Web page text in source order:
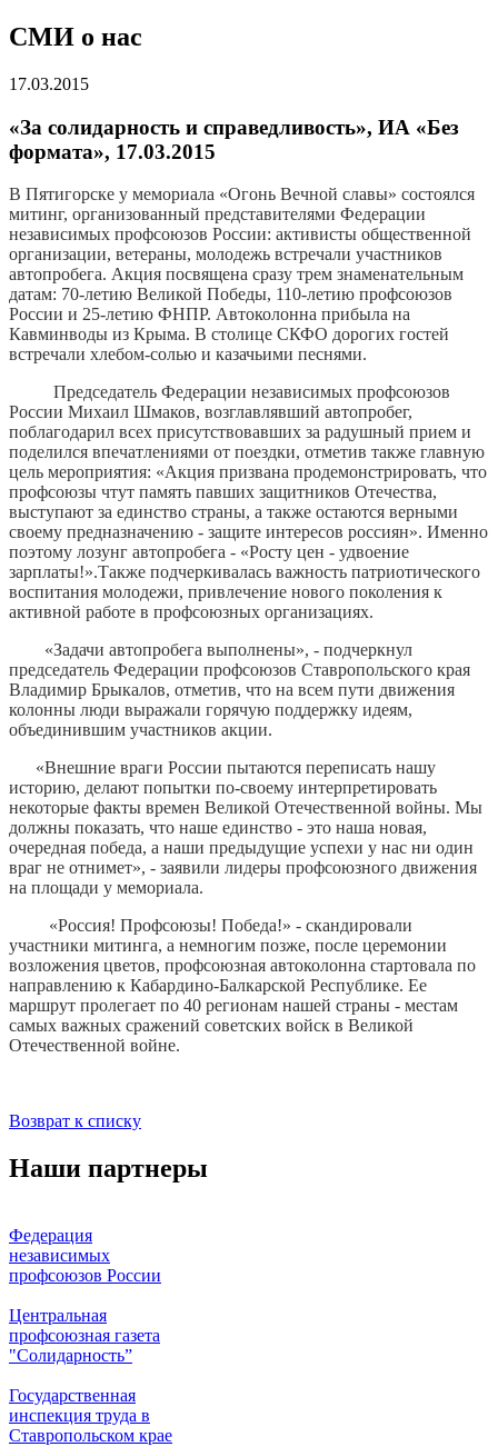
СМИ о нас
17.03.2015
«За солидарность и справедливость», ИА «Без
формата», 17.03.2015
В Пятигорске у мемориала «Огонь Вечной славы» состоялся
митинг, организованный представителями Федерации
независимых профсоюзов России: активисты общественной
организации, ветераны, молодежь встречали участников
автопробега. Акция посвящена сразу трем знаменательным
датам: 70-летию Великой Победы, 110-летию профсоюзов
России и 25-летию ФНПР. Автоколонна прибыла на
Кавминводы из Крыма. В столице СКФО дорогих гостей
встречали хлебом-солью и казачьими песнями.
Председатель Федерации независимых профсоюзов
России Михаил Шмаков, возглавлявший автопробег,
поблагодарил всех присутствовавших за радушный прием и
поделился впечатлениями от поездки, отметив также главную
цель мероприятия: «Акция призвана продемонстрировать, что
профсоюзы чтут память павших защитников Отечества,
выступают за единство страны, а также остаются верными
своему предназначению - защите интересов россиян». Именно
поэтому лозунг автопробега - «Росту цен - удвоение
зарплаты!».Также подчеркивалась важность патриотического
воспитания молодежи, привлечение нового поколения к
активной работе в профсоюзных организациях.
«Задачи автопробега выполнены», - подчеркнул
председатель Федерации профсоюзов Ставропольского края
Владимир Брыкалов, отметив, что на всем пути движения
колонны люди выражали горячую поддержку идеям,
объединившим участников акции.
«Внешние враги России пытаются переписать нашу
историю, делают попытки по-своему интерпретировать
некоторые факты времен Великой Отечественной войны. Мы
должны показать, что наше единство - это наша новая,
очередная победа, а наши предыдущие успехи у нас ни один
враг не отнимет», - заявили лидеры профсоюзного движения
на площади у мемориала.
«Россия! Профсоюзы! Победа!» - скандировали
участники митинга, а немногим позже, после церемонии
возложения цветов, профсоюзная автоколонна стартовала по
направлению к Кабардино-Балкарской Республике. Ее
маршрут пролегает по 40 регионам нашей страны - местам
самых важных сражений советских войск в Великой
Отечественной войне.
Возврат к списку
Наши партнеры
Федерация
независимых
профсоюзов России
Центральная
профсоюзная газета
"Солидарность”
Государственная
инспекция труда в
Ставропольском крае